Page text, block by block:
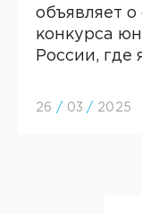
объявляет о
конкурса
России, где
26 / 03 / 2025